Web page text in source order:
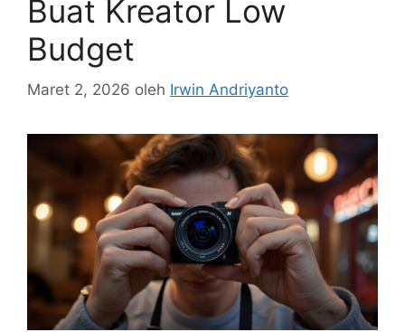
Buat Kreator Low
Budget
Maret 2, 2026 oleh Irwin Andriyanto